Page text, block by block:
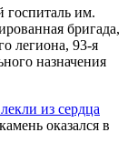
им.
бригада,
легиона, 93-я
назначения
из сердца
оказался в